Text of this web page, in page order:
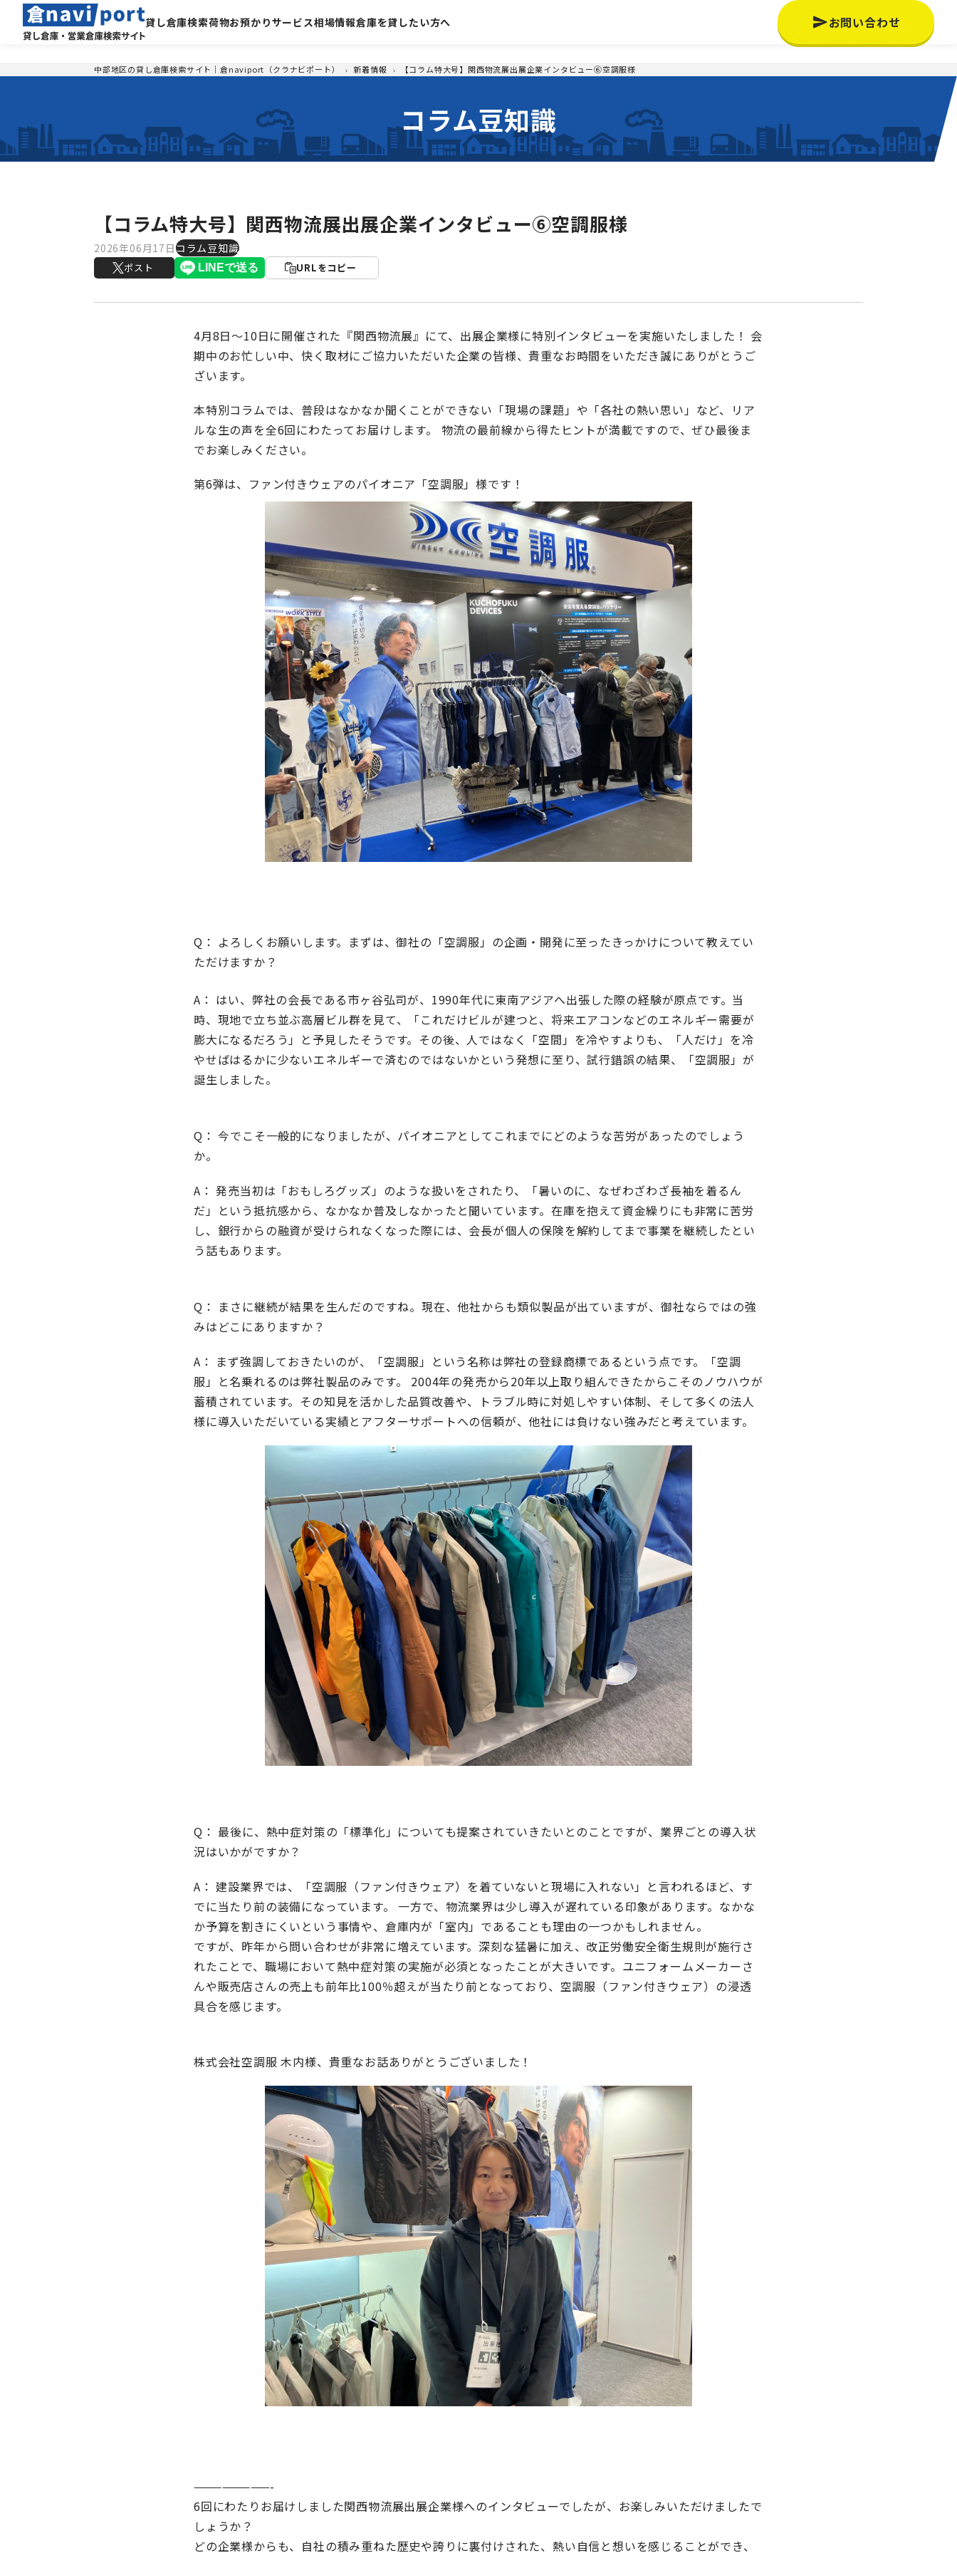
貸し倉庫検索荷物お預かりサービス相場情報倉庫を貸したい方へ お問い合わせ
中部地区の貸し倉庫検索サイト｜倉naviport（クラナビポート） 新着情報 【コラム特大号】関西物流展出展企業インタビュー⑥空調服様
コラム豆知識
【コラム特大号】関西物流展出展企業インタビュー⑥空調服様
2026年06月17日コラム豆知識
ポスト URLをコピー
4月8日〜10日に開催された『関西物流展』にて、出展企業様に特別インタビューを実施いたしました！ 会
期中のお忙しい中、快く取材にご協力いただいた企業の皆様、貴重なお時間をいただき誠にありがとうご
ざいます。
本特別コラムでは、普段はなかなか聞くことができない「現場の課題」や「各社の熱い思い」など、リア
ルな生の声を全6回にわたってお届けします。 物流の最前線から得たヒントが満載ですので、ぜひ最後ま
でお楽しみください。
第6弾は、ファン付きウェアのパイオニア「空調服」様です！
Q： よろしくお願いします。まずは、御社の「空調服」の企画・開発に至ったきっかけについて教えてい
ただけますか？
A： はい、弊社の会長である市ヶ谷弘司が、1990年代に東南アジアへ出張した際の経験が原点です。当
時、現地で立ち並ぶ高層ビル群を見て、「これだけビルが建つと、将来エアコンなどのエネルギー需要が
膨大になるだろう」と予見したそうです。その後、人ではなく「空間」を冷やすよりも、「人だけ」を冷
やせばはるかに少ないエネルギーで済むのではないかという発想に至り、試行錯誤の結果、「空調服」が
誕生しました。
Q： 今でこそ一般的になりましたが、パイオニアとしてこれまでにどのような苦労があったのでしょう
か。
A： 発売当初は「おもしろグッズ」のような扱いをされたり、「暑いのに、なぜわざわざ長袖を着るん
だ」という抵抗感から、なかなか普及しなかったと聞いています。在庫を抱えて資金繰りにも非常に苦労
し、銀行からの融資が受けられなくなった際には、会長が個人の保険を解約してまで事業を継続したとい
う話もあります。
Q： まさに継続が結果を生んだのですね。現在、他社からも類似製品が出ていますが、御社ならではの強
みはどこにありますか？
A： まず強調しておきたいのが、「空調服」という名称は弊社の登録商標であるという点です。「空調
服」と名乗れるのは弊社製品のみです。 2004年の発売から20年以上取り組んできたからこそのノウハウが
蓄積されています。その知見を活かした品質改善や、トラブル時に対処しやすい体制、そして多くの法人
様に導入いただいている実績とアフターサポートへの信頼が、他社には負けない強みだと考えています。
Q： 最後に、熱中症対策の「標準化」についても提案されていきたいとのことですが、業界ごとの導入状
況はいかがですか？
A： 建設業界では、「空調服（ファン付きウェア）を着ていないと現場に入れない」と言われるほど、す
でに当たり前の装備になっています。 一方で、物流業界は少し導入が遅れている印象があります。なかな
か予算を割きにくいという事情や、倉庫内が「室内」であることも理由の一つかもしれません。
ですが、昨年から問い合わせが非常に増えています。深刻な猛暑に加え、改正労働安全衛生規則が施行さ
れたことで、職場において熱中症対策の実施が必須となったことが大きいです。ユニフォームメーカーさ
んや販売店さんの売上も前年比100％超えが当たり前となっており、空調服（ファン付きウェア）の浸透
具合を感じます。
株式会社空調服 木内様、貴重なお話ありがとうございました！
————————-
6回にわたりお届けしました関西物流展出展企業様へのインタビューでしたが、お楽しみいただけましたで
しょうか？
どの企業様からも、自社の積み重ねた歴史や誇りに裏付けされた、熱い自信と想いを感じることができ、